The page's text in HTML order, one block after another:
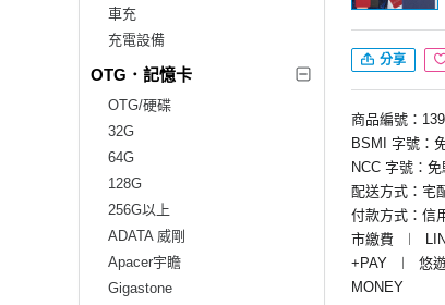
車充
充電設備
OTG．記憶卡
OTG/硬碟
32G
64G
128G
256G以上
ADATA 威剛
Apacer宇瞻
Gigastone
分享
商品編號：
BSMI 字號：
NCC 字號：免
配送方式：宅
付款方式：信
市繳費
︱
+PAY
︱ 悠
MONEY